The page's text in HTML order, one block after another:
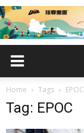
Home Tags EPOC
Tag: EPOC